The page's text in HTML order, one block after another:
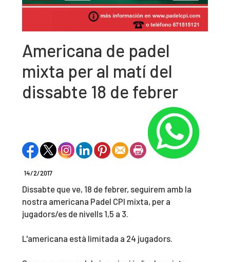
Americana de padel
mixta per al matí del
dissabte 18 de febrer
14/2/2017
Dissabte que ve, 18 de febrer, seguirem amb la
nostra americana Padel CPI mixta, per a
jugadors/es de nivells 1,5 a 3.
L'americana està limitada a 24 jugadors.